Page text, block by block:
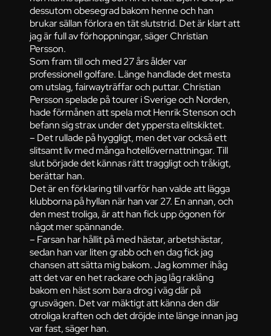
dessutom obesegrad bakom henne och han
brukar sällan förlora en tät slutstrid. Det är klart att
jag är full av förhoppningar, säger Christian
Persson.
Som fram till och med 27 års ålder var
professionell golfare. Länge handlade det mesta
om utslag, fairwayträffar och puttar. Christian
Persson spelade på tourer i Sverige och Norden,
hade förmånen att spela mot Henrik Stenson och
befann sig strax under det yppersta elitskiktet.
– Det rullade på hyggligt, men det var också ett
slitsamt liv med många hotellövernattningar. Till
slut började det kännas rätt traggligt och tråkigt,
berättar han.
Det är en förklaring till varför han valde att lägga
klubborna på hyllan när han var 27. En annan, och
den mest troliga, är att han fick upp ögonen för
något mer spännande.
– Farsan har hållit på med hästar, arbetshästar,
sedan han var liten grabb och en dag fick jag
chansen att sätta mig bakom. Jag kommer ihåg
att det var en het rackare och jag låg raklång
bakom en häst som bara drog i väg där på
grusvägen. Det var mäktigt att känna den där
otroliga kraften och det dröjde inte länge innan jag
var fast, säger han.